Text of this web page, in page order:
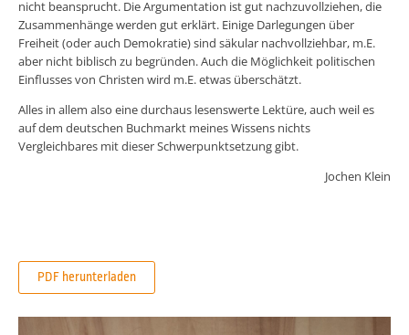
nicht beansprucht. Die Argumentation ist gut nachzuvollziehen, die
Zusammenhänge werden gut erklärt. Einige Darlegungen über
Freiheit (oder auch Demokratie) sind säkular nachvollziehbar, m.E.
aber nicht biblisch zu begründen. Auch die Möglichkeit politischen
Einflusses von Christen wird m.E. etwas überschätzt.
Alles in allem also eine durchaus lesenswerte Lektüre, auch weil es
auf dem deutschen Buchmarkt meines Wissens nichts
Vergleichbares mit dieser Schwerpunktsetzung gibt.
Jochen Klein
PDF herunterladen